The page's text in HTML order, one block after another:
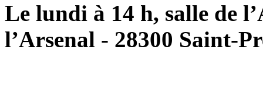
Le lundi à 14 h, salle de
l’Arsenal - 28300 Saint-